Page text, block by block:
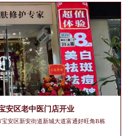
安区老中医门店开业
安区新安街道新城大道富通好旺角B栋